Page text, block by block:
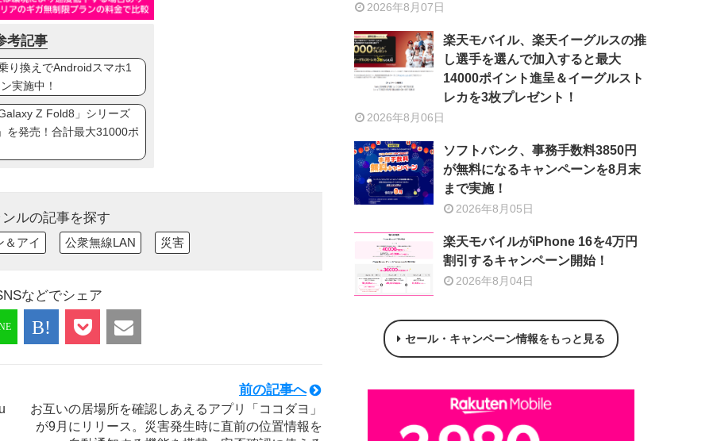
考記事
り換えでAndroidスマホ1
実施中！
Z Fold8」シリーズ
を発売！合計最大31000ポ
ルの記事を探す
＆アイ 公衆無線LAN 災害
などでシェア
前の記事へ
お互いの居場所を確認しあえるアプリ「ココダヨ」
が9月にリリース。災害発生時に直前の位置情報を
2026年8月07日
楽天モバイル、楽天イーグルスの推
し選手を選んで加入すると最大
14000ポイント進呈＆イーグルスト
レカを3枚プレゼント！
2026年8月06日
ソフトバンク、事務手数料3850円
が無料になるキャンペーンを8月末
まで実施！
2026年8月05日
楽天モバイルがiPhone 16を4万円
割引するキャンペーン開始！
2026年8月04日
セール・キャンペーン情報をもっと見る